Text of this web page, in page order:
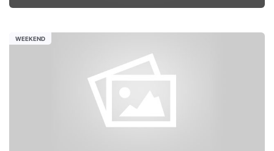
WEEKEND